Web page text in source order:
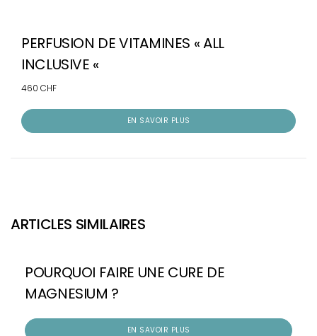
PERFUSION DE VITAMINES « ALL
INCLUSIVE «
460 CHF
EN SAVOIR PLUS
ARTICLES SIMILAIRES
POURQUOI FAIRE UNE CURE DE
MAGNESIUM ?
EN SAVOIR PLUS